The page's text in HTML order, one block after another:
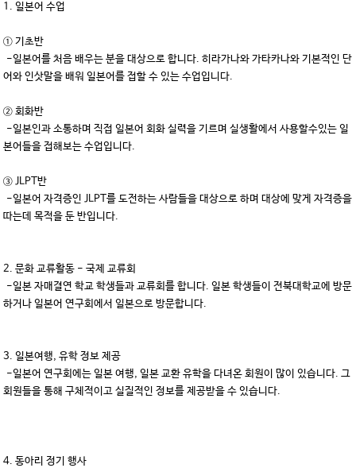
1. 일본어 수업
① 기초반
-일본어를 처음 배우는 분을 대상으로 합니다. 히라가나와 가타카나와 기본적인 단
어와 인삿말을 배워 일본어를 접할 수 있는 수업입니다.
② 회화반
-일본인과 소통하며 직접 일본어 회화 실력을 기르며 실생활에서 사용할수있는 일
본어들을 접해보는 수업입니다.
③ JLPT반
-일본어 자격증인 JLPT를 도전하는 사람들을 대상으로 하며 대상에 맞게 자격증을
따는데 목적을 둔 반입니다.
2. 문화 교류활동 - 국제 교류회
-일본 자매결연 학교 학생들과 교류회를 합니다. 일본 학생들이 전북대학교에 방문
하거나 일본어 연구회에서 일본으로 방문합니다.
3. 일본여행, 유학 정보 제공
-일본어 연구회에는 일본 여행, 일본 교환 유학을 다녀온 회원이 많이 있습니다. 그
회원들을 통해 구체적이고 실질적인 정보를 제공받을 수 있습니다.
4. 동아리 정기 행사